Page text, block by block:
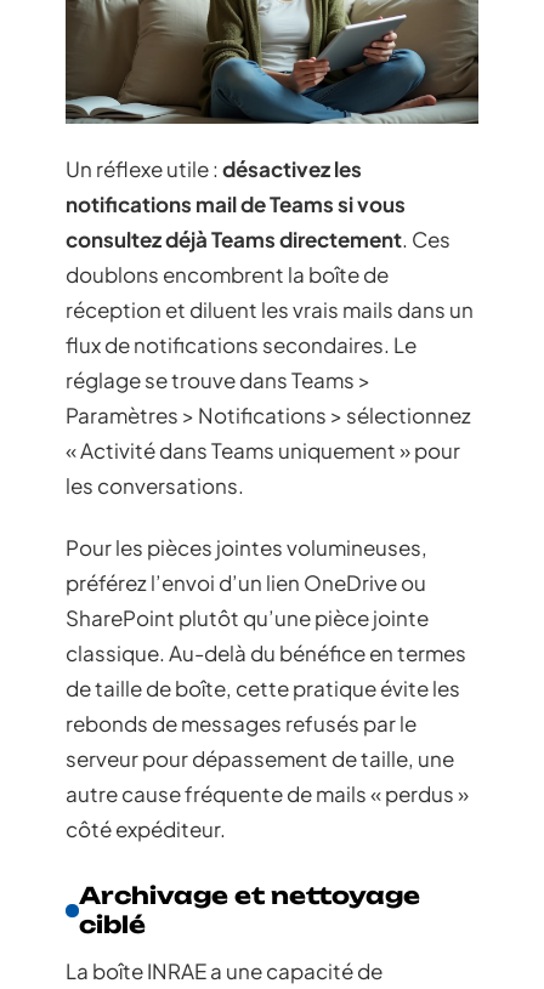
Un réflexe utile : désactivez les
notifications mail de Teams si vous
consultez déjà Teams directement. Ces
doublons encombrent la boîte de
réception et diluent les vrais mails dans un
flux de notifications secondaires. Le
réglage se trouve dans Teams >
Paramètres > Notifications > sélectionnez
« Activité dans Teams uniquement » pour
les conversations.
Pour les pièces jointes volumineuses,
préférez l’envoi d’un lien OneDrive ou
SharePoint plutôt qu’une pièce jointe
classique. Au-delà du bénéfice en termes
de taille de boîte, cette pratique évite les
rebonds de messages refusés par le
serveur pour dépassement de taille, une
autre cause fréquente de mails « perdus »
côté expéditeur.
Archivage et nettoyage
ciblé
La boîte INRAE a une capacité de